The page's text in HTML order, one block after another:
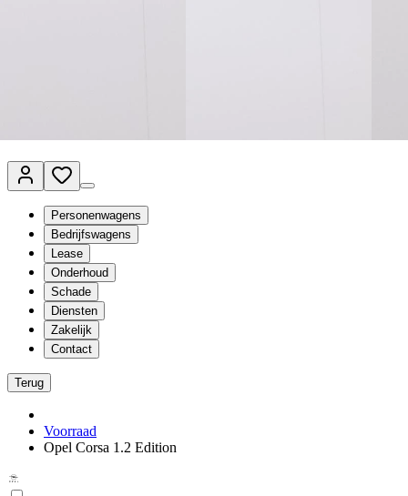
Personenwagens
Bedrijfswagens
Lease
Onderhoud
Schade
Diensten
Zakelijk
Contact
Terug
Voorraad
Opel Corsa 1.2 Edition